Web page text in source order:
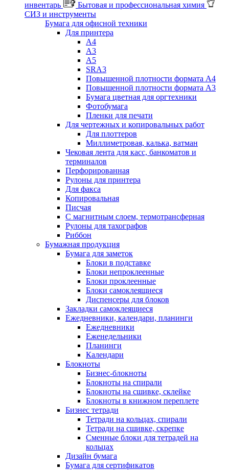
инвентарь
Бытовая и профессиональная химия
СИЗ и инструменты
Бумага для офисной техники
Для принтера
А4
А3
А5
SRA3
Повышенной плотности формата А4
Повышенной плотности формата А3
Бумага цветная для оргтехники
Фотобумага
Пленки для печати
Для чертежных и копировальных работ
Для плоттеров
Миллиметровая, калька, ватман
Чековая лента для касс, банкоматов и
терминалов
Перфорированная
Рулоны для принтера
Для факса
Копировальная
Писчая
С магнитным слоем, термотрансферная
Рулоны для тахографов
Риббон
Бумажная продукция
Бумага для заметок
Блоки в подставке
Блоки непроклеенные
Блоки проклеенные
Блоки самоклеящиеся
Диспенсеры для блоков
Закладки самоклеящиеся
Ежедневники, календари, планинги
Ежедневники
Еженедельники
Планинги
Календари
Блокноты
Бизнес-блокноты
Блокноты на спирали
Блокноты на сшивке, склейке
Блокноты в книжном переплете
Бизнес тетради
Тетради на кольцах, спирали
Тетради на сшивке, скрепке
Сменные блоки для тетрадей на
кольцах
Дизайн бумага
Бумага для сертификатов